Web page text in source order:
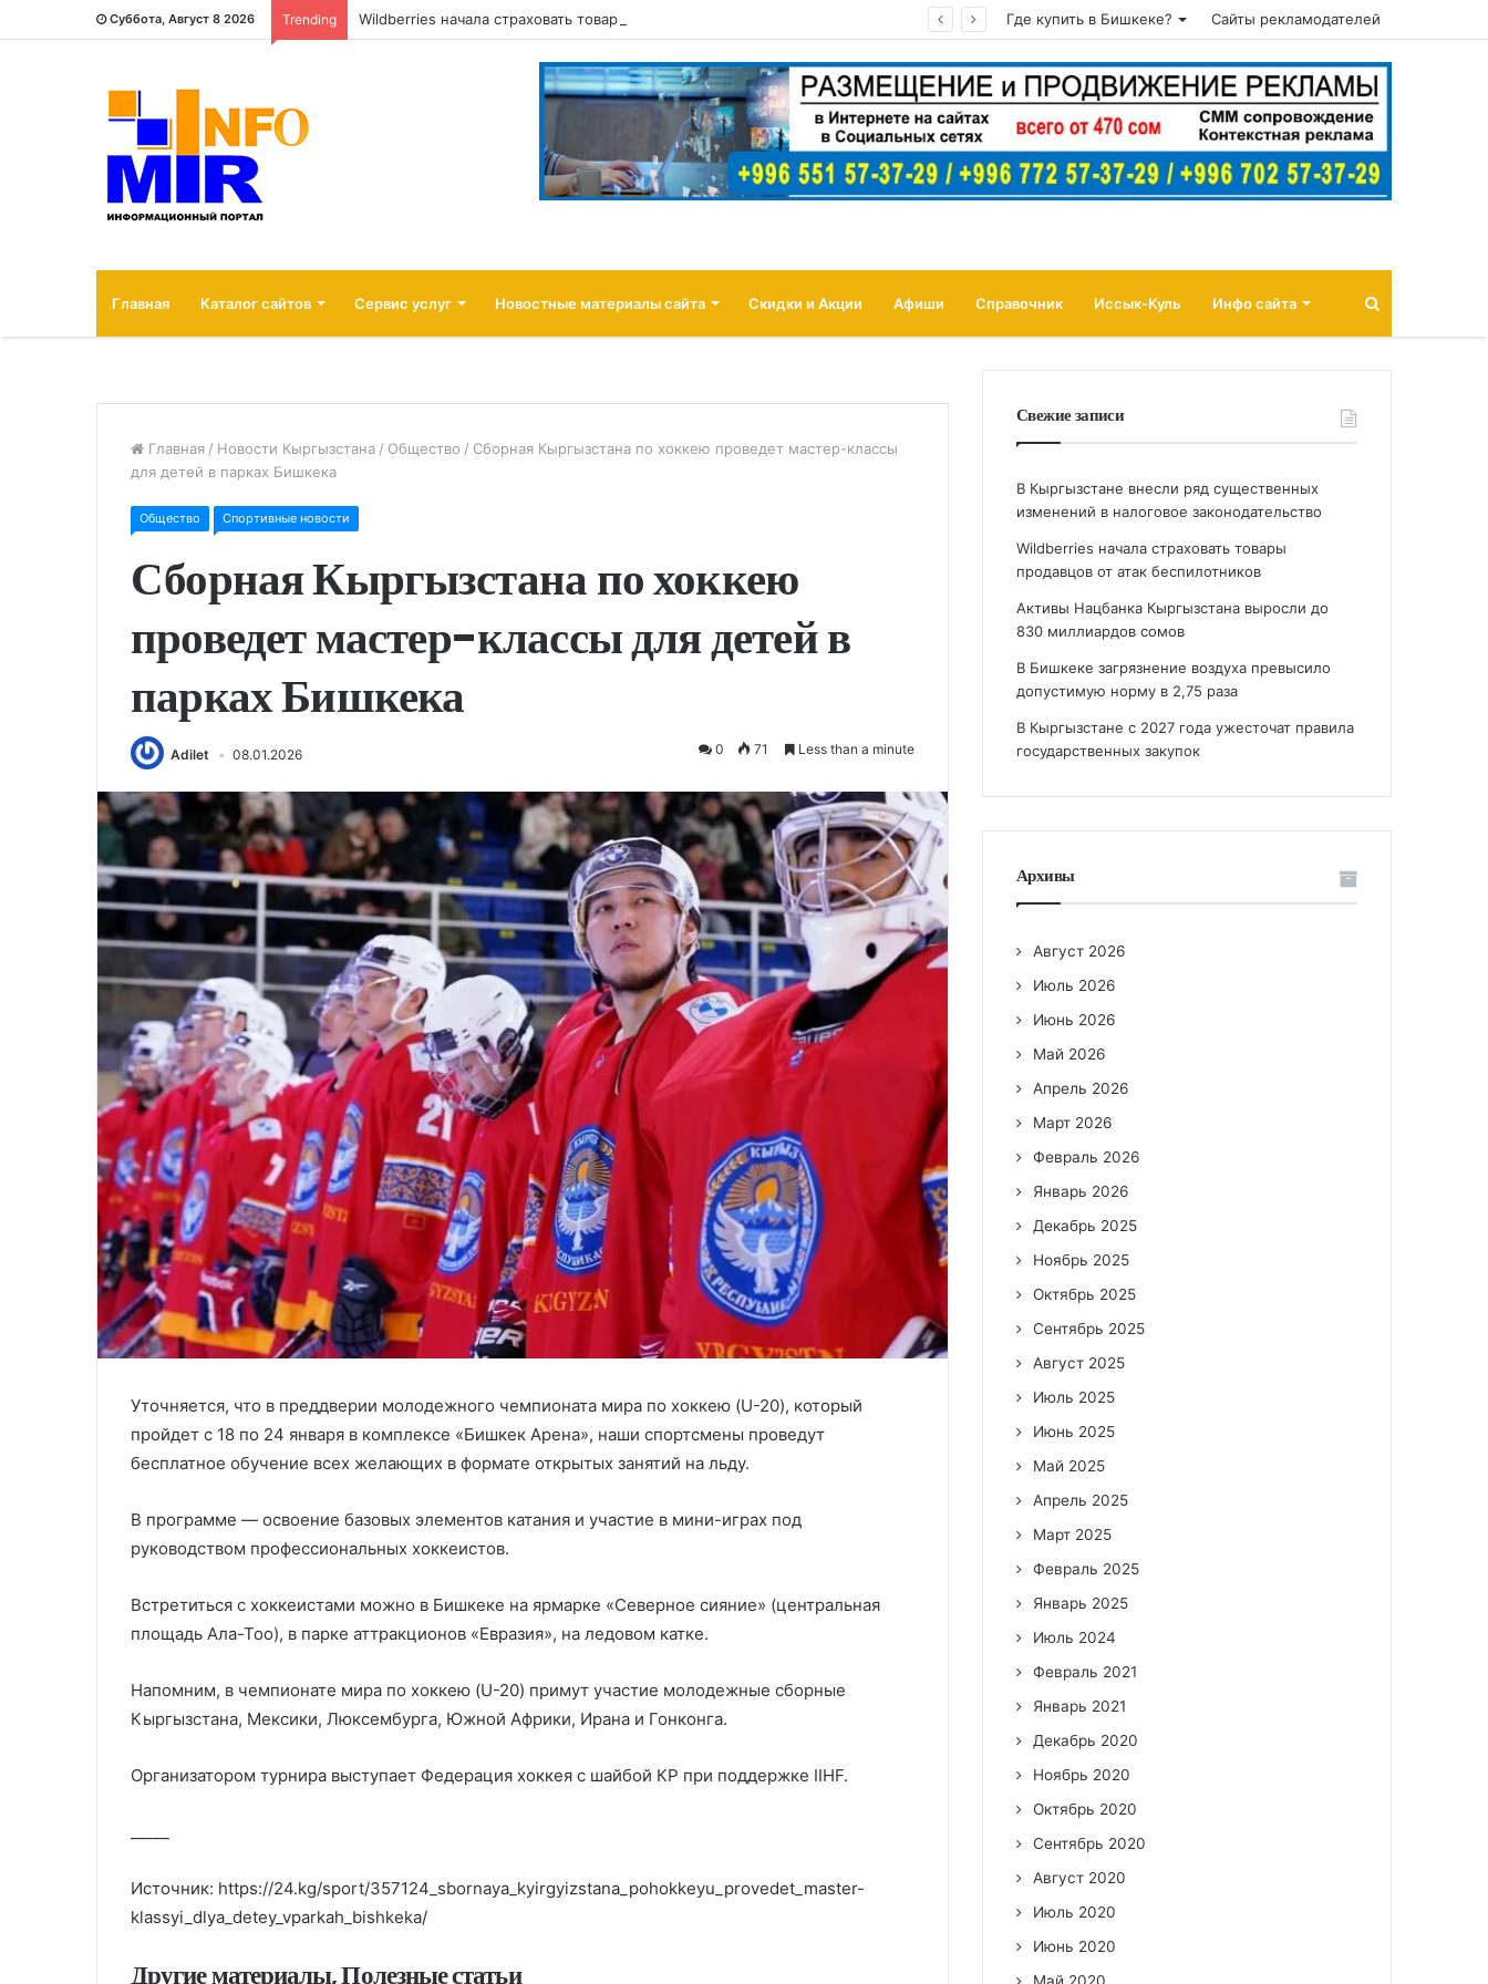
Суббота, Август 8 2026 Trending Wildberries начала страховать товары продавцов от атак беспилотников Где купить в Бишкеке? Сайты рекламодателей
Главная Каталог сайтов Сервис услуг Новостные материалы сайта Скидки и Акции Афиши Справочник Иссык-Куль Инфо сайта
Главная / Новости Кыргызстана / Общество / Сборная Кыргызстана по хоккею проведет мастер-классы
для детей в парках Бишкека
Общество Спортивные новости
Сборная Кыргызстана по хоккею
проведет мастер-классы для детей в
парках Бишкека
Adilet 08.01.2026 0 71 Less than a minute
Уточняется, что в преддверии молодежного чемпионата мира по хоккею (U-20), который
пройдет с 18 по 24 января в комплексе «Бишкек Арена», наши спортсмены проведут
бесплатное обучение всех желающих в формате открытых занятий на льду.
В программе — освоение базовых элементов катания и участие в мини-играх под
руководством профессиональных хоккеистов.
Встретиться с хоккеистами можно в Бишкеке на ярмарке «Северное сияние» (центральная
площадь Ала-Тоо), в парке аттракционов «Евразия», на ледовом катке.
Напомним, в чемпионате мира по хоккею (U-20) примут участие молодежные сборные
Кыргызстана, Мексики, Люксембурга, Южной Африки, Ирана и Гонконга.
Организатором турнира выступает Федерация хоккея с шайбой КР при поддержке IIHF.
Источник: https://24.kg/sport/357124_sbornaya_kyirgyizstana_pohokkeyu_provedet_master-
klassyi_dlya_detey_vparkah_bishkeka/
Другие материалы, Полезные статьи
Свежие записи
В Кыргызстане внесли ряд существенных
изменений в налоговое законодательство
Wildberries начала страховать товары
продавцов от атак беспилотников
Активы Нацбанка Кыргызстана выросли до
830 миллиардов сомов
В Бишкеке загрязнение воздуха превысило
допустимую норму в 2,75 раза
В Кыргызстане с 2027 года ужесточат правила
государственных закупок
Архивы
Август 2026
Июль 2026
Июнь 2026
Май 2026
Апрель 2026
Март 2026
Февраль 2026
Январь 2026
Декабрь 2025
Ноябрь 2025
Октябрь 2025
Сентябрь 2025
Август 2025
Июль 2025
Июнь 2025
Май 2025
Апрель 2025
Март 2025
Февраль 2025
Январь 2025
Июль 2024
Февраль 2021
Январь 2021
Декабрь 2020
Ноябрь 2020
Октябрь 2020
Сентябрь 2020
Август 2020
Июль 2020
Июнь 2020